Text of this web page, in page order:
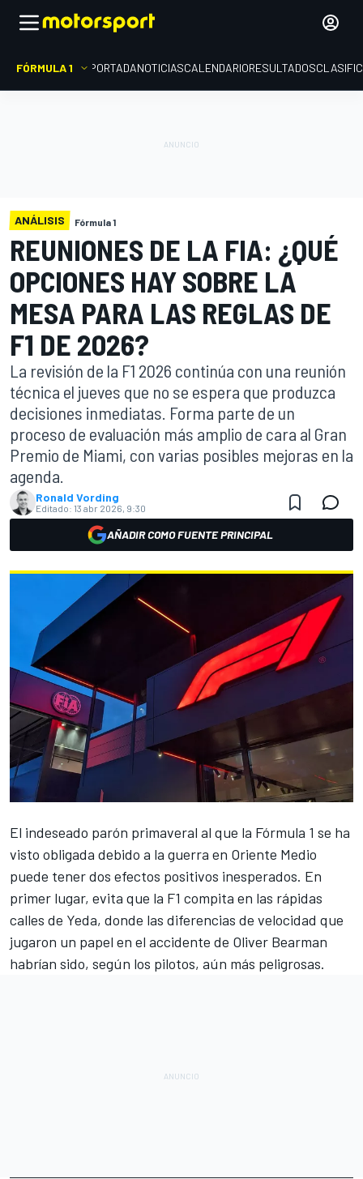
FÓRMULA 1 PORTADANOTICIASCALENDARIORESULTADOS
ANÁLISIS Fórmula 1
REUNIONES DE LA FIA: ¿QUÉ
OPCIONES HAY SOBRE LA
MESA PARA LAS REGLAS DE
F1 DE 2026?
La revisión de la F1 2026 continúa con una reunión
técnica el jueves que no se espera que produzca
decisiones inmediatas. Forma parte de un
proceso de evaluación más amplio de cara al Gran
Premio de Miami, con varias posibles mejoras en la
agenda.
Ronald Vording
Editado: 13 abr 2026, 9:30
AÑADIR COMO FUENTE PRINCIPAL
El indeseado parón primaveral al que la Fórmula 1 se ha
visto obligada debido a la guerra en Oriente Medio
puede tener dos efectos positivos inesperados. En
primer lugar, evita que la F1 compita en las rápidas
calles de Yeda, donde las diferencias de velocidad que
jugaron un papel en el accidente de Oliver Bearman
habrían sido, según los pilotos, aún más peligrosas.